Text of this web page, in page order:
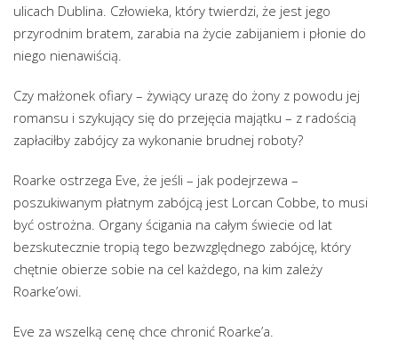
ulicach Dublina. Człowieka, który twierdzi, że jest jego
przyrodnim bratem, zarabia na życie zabijaniem i płonie do
niego nienawiścią.
Czy małżonek ofiary – żywiący urazę do żony z powodu jej
romansu i szykujący się do przejęcia majątku – z radością
zapłaciłby zabójcy za wykonanie brudnej roboty?
Roarke ostrzega Eve, że jeśli – jak podejrzewa –
poszukiwanym płatnym zabójcą jest Lorcan Cobbe, to musi
być ostrożna. Organy ścigania na całym świecie od lat
bezskutecznie tropią tego bezwzględnego zabójcę, który
chętnie obierze sobie na cel każdego, na kim zależy
Roarke’owi.
Eve za wszelką cenę chce chronić Roarke’a.